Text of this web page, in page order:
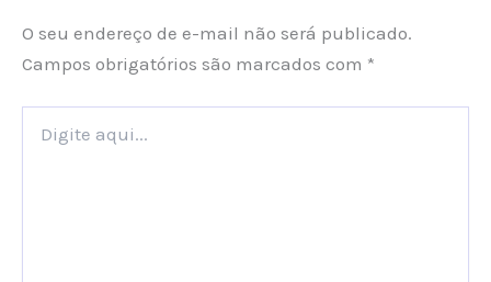
O seu endereço de e-mail não será publicado.
Campos obrigatórios são marcados com *
aqui...